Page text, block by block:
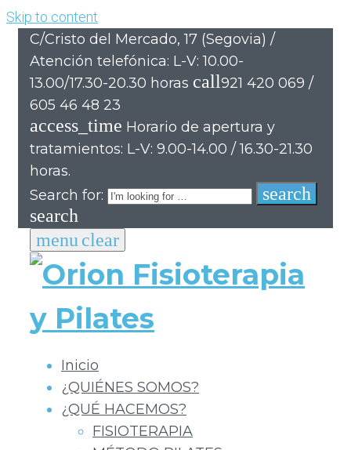
Skip to content
C/Cristo del Mercado, 17 (Segovia) /
Atención telefónica: L-V: 10.00-
13.00/17.30-20.30 horas call921 420 069 /
605 46 48 23
access_time Horario de apertura y
tratamientos: L-V: 9.00-14.00 / 16.30-21.30
horas.
Search for:
search
search
menu clear
Inicio
¿QUIÉNES SOMOS?
¿QUÉ HACEMOS?
FISIOTERAPIA